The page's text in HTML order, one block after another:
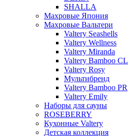
SHALLA
Махровые Япония
Махровые Вальтери
Valtery Seashells
Valtery Wellness
Valtery Miranda
Valtery Bamboo CL
Valtery Rosy
Мультибренд
Valtery Bamboo PR
Valtery Emily
Наборы для сауны
ROSEBERRY
Кухонные Valtery
Детская коллекция